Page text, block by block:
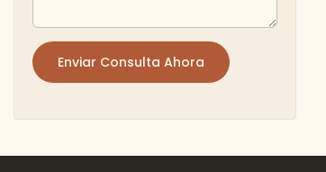
Enviar Consulta Ahora